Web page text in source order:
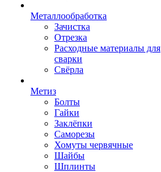
Металлообработка
Зачистка
Отрезка
Расходные материалы для
сварки
Свёрла
Метиз
Болты
Гайки
Заклёпки
Саморезы
Хомуты червячные
Шайбы
Шплинты